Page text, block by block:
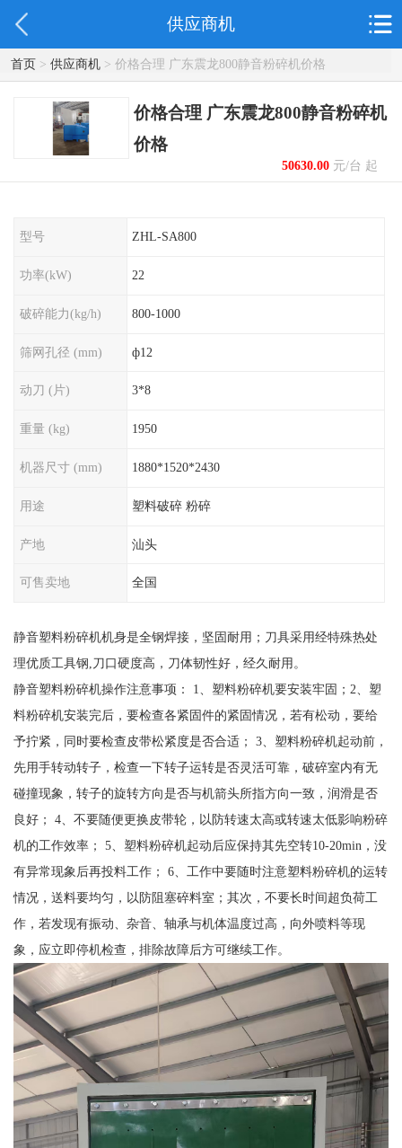
供应商机
首页> 供应商机> 价格合理 广东震龙800静音粉碎机价格
价格合理 广东震龙800静音粉碎机
价格
50630.00元/台 起
型号 ZHL-SA800
功率(kW) 22
破碎能力(kg/h) 800-1000
筛网孔径 (mm) ф12
动刀 (片) 3*8
重量 (kg) 1950
机器尺寸 (mm) 1880*1520*2430
用途 塑料破碎 粉碎
产地 汕头
可售卖地 全国
静音塑料粉碎机机身是全钢焊接，坚固耐用；刀具采用经特殊热处
理优质工具钢,刀口硬度高，刀体韧性好，经久耐用。
静音塑料粉碎机操作注意事项： 1、塑料粉碎机要安装牢固；2、塑
料粉碎机安装完后，要检查各紧固件的紧固情况，若有松动，要给
予拧紧，同时要检查皮带松紧度是否合适； 3、塑料粉碎机起动前，
先用手转动转子，检查一下转子运转是否灵活可靠，破碎室内有无
碰撞现象，转子的旋转方向是否与机箭头所指方向一致，润滑是否
良好； 4、不要随便更换皮带轮，以防转速太高或转速太低影响粉碎
机的工作效率； 5、塑料粉碎机起动后应保持其先空转10-20min，没
有异常现象后再投料工作； 6、工作中要随时注意塑料粉碎机的运转
情况，送料要均匀，以防阻塞碎料室；其次，不要长时间超负荷工
作，若发现有振动、杂音、轴承与机体温度过高，向外喷料等现
象，应立即停机检查，排除故障后方可继续工作。